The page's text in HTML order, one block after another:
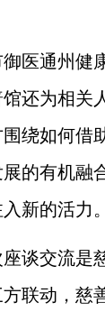
医通州健
还为相关
绕如何借
的有机融
新的活力。
座谈交流是
联动，慈